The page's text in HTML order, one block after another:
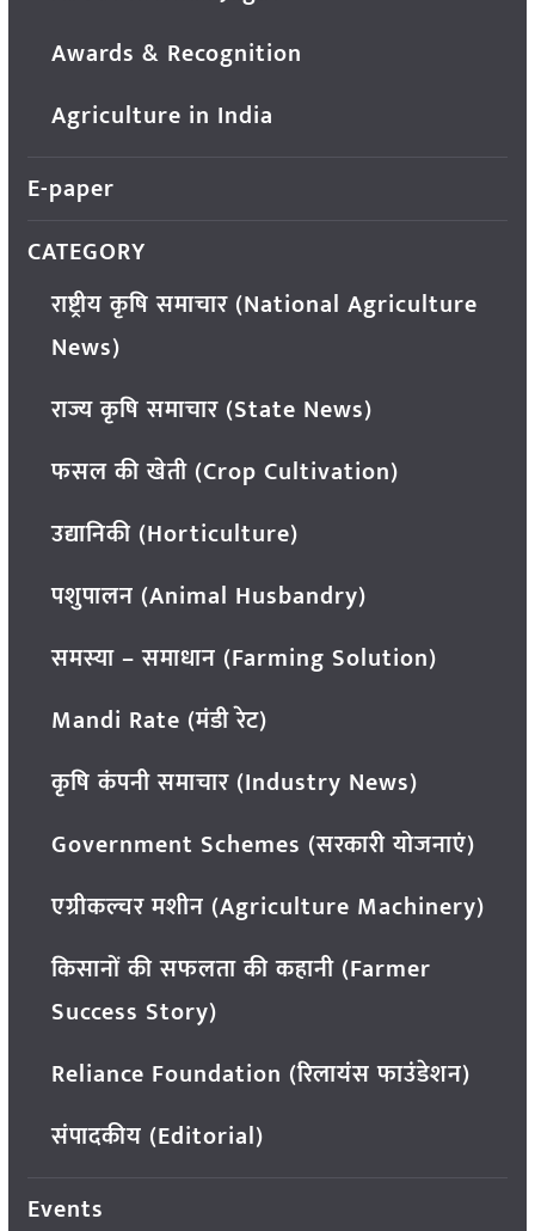
Awards & Recognition
Agriculture in India
E-paper
CATEGORY
राष्ट्रीय कृषि समाचार (National Agriculture
News)
राज्य कृषि समाचार (State News)
फसल की खेती (Crop Cultivation)
उद्यानिकी (Horticulture)
पशुपालन (Animal Husbandry)
समस्या – समाधान (Farming Solution)
Mandi Rate (मंडी रेट)
कृषि कंपनी समाचार (Industry News)
Government Schemes (सरकारी योजनाएं)
एग्रीकल्चर मशीन (Agriculture Machinery)
किसानों की सफलता की कहानी (Farmer
Success Story)
Reliance Foundation (रिलायंस फाउंडेशन)
संपादकीय (Editorial)
Events